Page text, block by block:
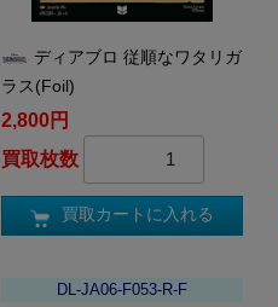
ディアブロ 従順なワタリガ
ラス(Foil)
2,800円
買取枚数
買取カートに入れる
DL-JA06-F053-R-F